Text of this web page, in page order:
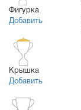
Фигурка
Добавить
Крышка
Добавить